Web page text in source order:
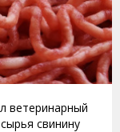
ветеринарный
свинину